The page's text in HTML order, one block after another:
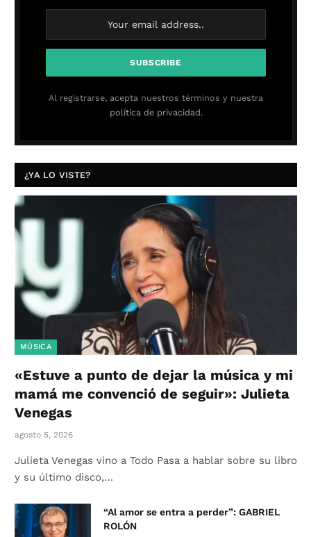
Al registrarse, acepta nuestros términos y nuestra
política de privacidad.
¿YA LO VISTE?
MÚSICA
«Estuve a punto de dejar la música y mi
mamá me convenció de seguir»: Julieta
Venegas
agosto 5, 2026
Julieta Venegas vino a Todo Pasa a hablar sobre su libro
y su último disco,…
“Al amor se entra a perder”: GABRIEL
ROLÓN